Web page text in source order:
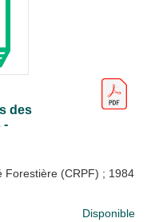
des
-
Forestière (CRPF) ; 1984
Disponible